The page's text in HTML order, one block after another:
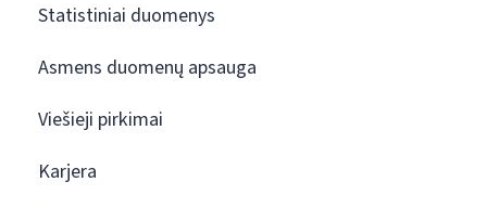
Statistiniai duomenys
Asmens duomenų apsauga
Viešieji pirkimai
Karjera